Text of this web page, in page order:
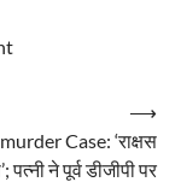
Case: ‘राक्षस
पत्नी ने पूर्व डीजीपी पर
⟶